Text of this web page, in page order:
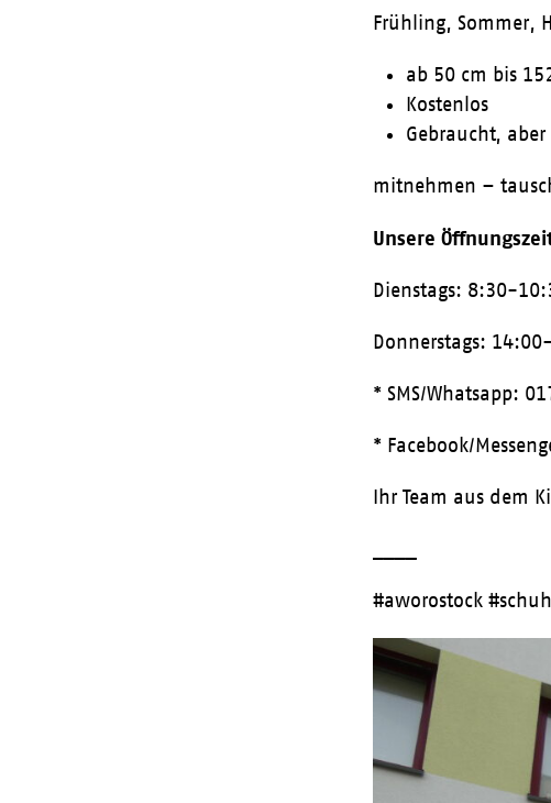
Frühling, Sommer,
ab 50 cm bis
Kostenlos
Gebraucht,
mitnehmen –
Unsere
Dienstags: 8:30-
Donnerstags:
* SMS/Whatsapp:
* Facebook/
Ihr Team aus dem
#aworostock